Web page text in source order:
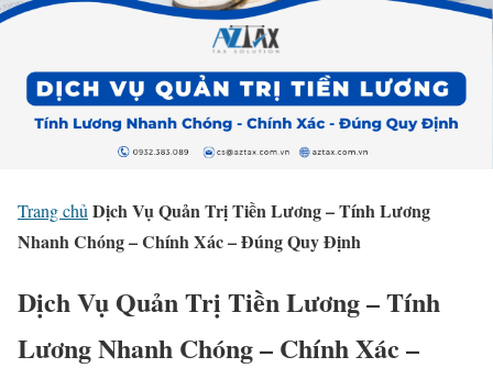
Trang chủ Dịch Vụ Quản Trị Tiền Lương – Tính Lương
Nhanh Chóng – Chính Xác – Đúng Quy Định
Dịch Vụ Quản Trị Tiền Lương – Tính
Lương Nhanh Chóng – Chính Xác –